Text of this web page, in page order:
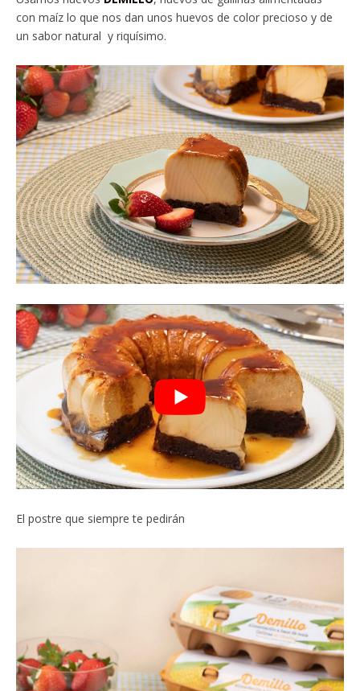
con maíz lo que nos dan unos huevos de color precioso y de
un sabor natural y riquísimo.
El postre que siempre te pedirán